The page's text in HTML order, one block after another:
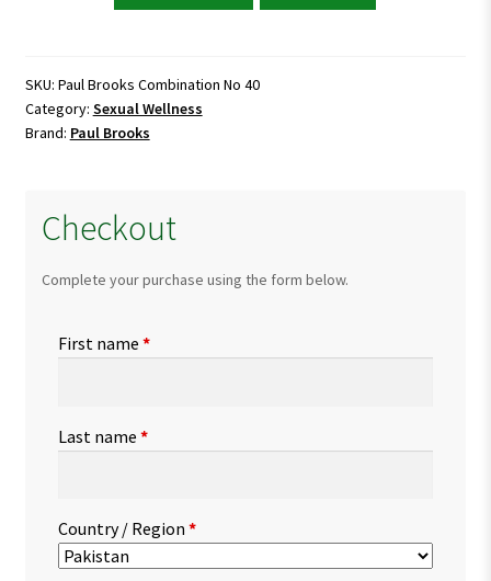
40
quantity
SKU: Paul Brooks Combination No 40
Category: Sexual Wellness
Brand: Paul Brooks
Checkout
Complete your purchase using the form below.
First name *
Last name *
Country / Region *